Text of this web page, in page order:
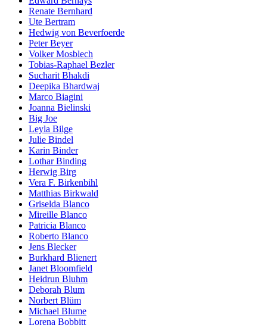
Renate Bernhard
Ute Bertram
Hedwig von Beverfoerde
Peter Beyer
Volker Mosblech
Tobias-Raphael Bezler
Sucharit Bhakdi
Deepika Bhardwaj
Marco Biagini
Joanna Bielinski
Big Joe
Leyla Bilge
Julie Bindel
Karin Binder
Lothar Binding
Herwig Birg
Vera F. Birkenbihl
Matthias Birkwald
Griselda Blanco
Mireille Blanco
Patricia Blanco
Roberto Blanco
Jens Blecker
Burkhard Blienert
Janet Bloomfield
Heidrun Bluhm
Deborah Blum
Norbert Blüm
Michael Blume
Lorena Bobbitt